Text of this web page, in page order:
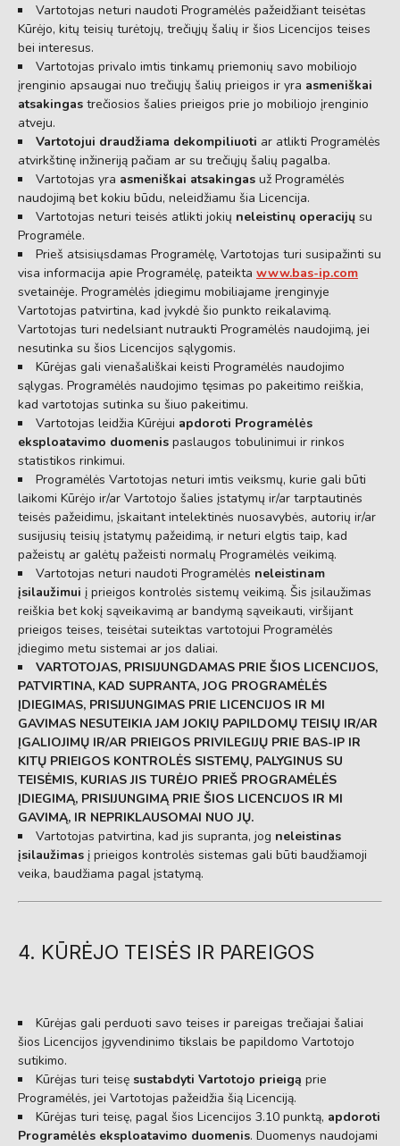
Vartotojas neturi naudoti Programėlės pažeidžiant teisėtas
Kūrėjo, kitų teisių turėtojų, trečiųjų šalių ir šios Licencijos teises
bei interesus.
Vartotojas privalo imtis tinkamų priemonių savo mobiliojo
įrenginio apsaugai nuo trečiųjų šalių prieigos ir yra asmeniškai
atsakingas trečiosios šalies prieigos prie jo mobiliojo įrenginio
atveju.
Vartotojui draudžiama dekompiliuoti ar atlikti Programėlės
atvirkštinę inžineriją pačiam ar su trečiųjų šalių pagalba.
Vartotojas yra asmeniškai atsakingas už Programėlės
naudojimą bet kokiu būdu, neleidžiamu šia Licencija.
Vartotojas neturi teisės atlikti jokių neleistinų operacijų su
Programėle.
Prieš atsisiųsdamas Programėlę, Vartotojas turi susipažinti su
visa informacija apie Programėlę, pateikta www.bas-ip.com
svetainėje. Programėlės įdiegimu mobiliajame įrenginyje
Vartotojas patvirtina, kad įvykdė šio punkto reikalavimą.
Vartotojas turi nedelsiant nutraukti Programėlės naudojimą, jei
nesutinka su šios Licencijos sąlygomis.
Kūrėjas gali vienašališkai keisti Programėlės naudojimo
sąlygas. Programėlės naudojimo tęsimas po pakeitimo reiškia,
kad vartotojas sutinka su šiuo pakeitimu.
Vartotojas leidžia Kūrėjui apdoroti Programėlės
eksploatavimo duomenis paslaugos tobulinimui ir rinkos
statistikos rinkimui.
Programėlės Vartotojas neturi imtis veiksmų, kurie gali būti
laikomi Kūrėjo ir/ar Vartotojo šalies įstatymų ir/ar tarptautinės
teisės pažeidimu, įskaitant intelektinės nuosavybės, autorių ir/ar
susijusių teisių įstatymų pažeidimą, ir neturi elgtis taip, kad
pažeistų ar galėtų pažeisti normalų Programėlės veikimą.
Vartotojas neturi naudoti Programėlės neleistinam
įsilaužimui į prieigos kontrolės sistemų veikimą. Šis įsilaužimas
reiškia bet kokį sąveikavimą ar bandymą sąveikauti, viršijant
prieigos teises, teisėtai suteiktas vartotojui Programėlės
įdiegimo metu sistemai ar jos daliai.
VARTOTOJAS, PRISIJUNGDAMAS PRIE ŠIOS LICENCIJOS,
PATVIRTINA, KAD SUPRANTA, JOG PROGRAMĖLĖS
ĮDIEGIMAS, PRISIJUNGIMAS PRIE LICENCIJOS IR MI
GAVIMAS NESUTEIKIA JAM JOKIŲ PAPILDOMŲ TEISIŲ IR/AR
ĮGALIOJIMŲ IR/AR PRIEIGOS PRIVILEGIJŲ PRIE BAS-IP IR
KITŲ PRIEIGOS KONTROLĖS SISTEMŲ, PALYGINUS SU
TEISĖMIS, KURIAS JIS TURĖJO PRIEŠ PROGRAMĖLĖS
ĮDIEGIMĄ, PRISIJUNGIMĄ PRIE ŠIOS LICENCIJOS IR MI
GAVIMĄ, IR NEPRIKLAUSOMAI NUO JŲ.
Vartotojas patvirtina, kad jis supranta, jog neleistinas
įsilaužimas į prieigos kontrolės sistemas gali būti baudžiamoji
veika, baudžiama pagal įstatymą.
4. KŪRĖJO TEISĖS IR PAREIGOS
Kūrėjas gali perduoti savo teises ir pareigas trečiajai šaliai
šios Licencijos įgyvendinimo tikslais be papildomo Vartotojo
sutikimo.
Kūrėjas turi teisę sustabdyti Vartotojo prieigą prie
Programėlės, jei Vartotojas pažeidžia šią Licenciją.
Kūrėjas turi teisę, pagal šios Licencijos 3.10 punktą, apdoroti
Programėlės eksploatavimo duomenis. Duomenys naudojami